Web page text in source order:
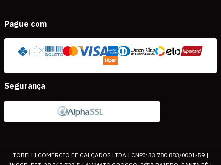
Pague com
Segurança
TOBELLI COMÉRCIO DE CALÇADOS LTDA | CNPJ: 33.780.883/0001-59 |